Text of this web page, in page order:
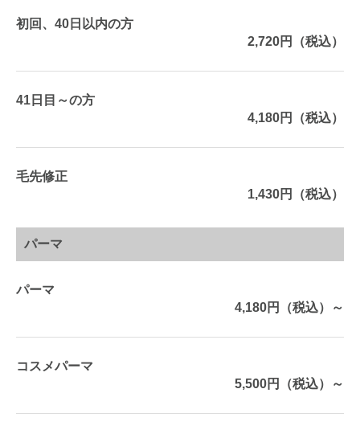
初回、40日以内の方
2,720円（税込）
41日目～の方
4,180円（税込）
毛先修正
1,430円（税込）
パーマ
パーマ
4,180円（税込）～
コスメパーマ
5,500円（税込）～